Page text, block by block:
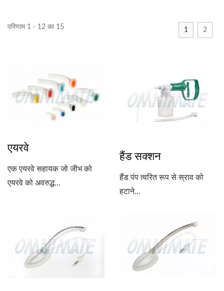
परिणाम 1 - 12 का 15 1 2
एयरवे
एक एयरवे सहायक जो जीभ को
एयरवे को अवरुद्ध...
हैंड सक्शन
हैंड पंप त्वरित रूप से स्राव को
हटाने...